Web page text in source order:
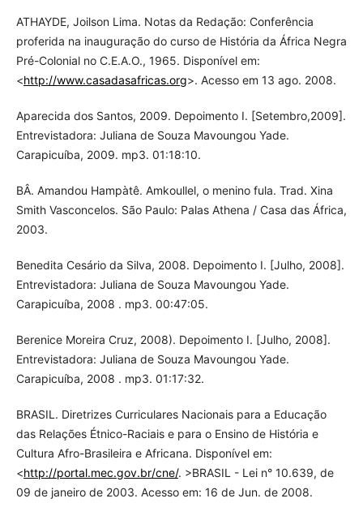
ATHAYDE, Joilson Lima. Notas da Redação: Conferência
proferida na inauguração do curso de História da África Negra
Pré-Colonial no C.E.A.O., 1965. Disponível em:
<http://www.casadasafricas.org>. Acesso em 13 ago. 2008.
Aparecida dos Santos, 2009. Depoimento I. [Setembro,2009].
Entrevistadora: Juliana de Souza Mavoungou Yade.
Carapicuíba, 2009. mp3. 01:18:10.
BÂ. Amandou Hampàtê. Amkoullel, o menino fula. Trad. Xina
Smith Vasconcelos. São Paulo: Palas Athena / Casa das África,
2003.
Benedita Cesário da Silva, 2008. Depoimento I. [Julho, 2008].
Entrevistadora: Juliana de Souza Mavoungou Yade.
Carapicuíba, 2008 . mp3. 00:47:05.
Berenice Moreira Cruz, 2008). Depoimento I. [Julho, 2008].
Entrevistadora: Juliana de Souza Mavoungou Yade.
Carapicuíba, 2008 . mp3. 01:17:32.
BRASIL. Diretrizes Curriculares Nacionais para a Educação
das Relações Étnico-Raciais e para o Ensino de História e
Cultura Afro-Brasileira e Africana. Disponível em:
<http://portal.mec.gov.br/cne/. >BRASIL - Lei n° 10.639, de
09 de janeiro de 2003. Acesso em: 16 de Jun. de 2008.